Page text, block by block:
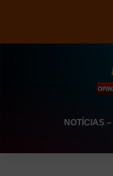
NOTÍCIAS–